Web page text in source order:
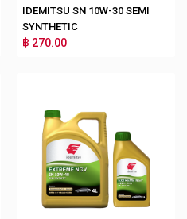
IDEMITSU SN 10W-30 SEMI
SYNTHETIC
฿ 270.00